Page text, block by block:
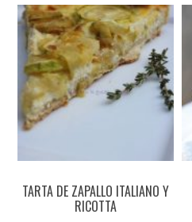
TARTA DE ZAPALLO ITALIANO Y
RICOTTA